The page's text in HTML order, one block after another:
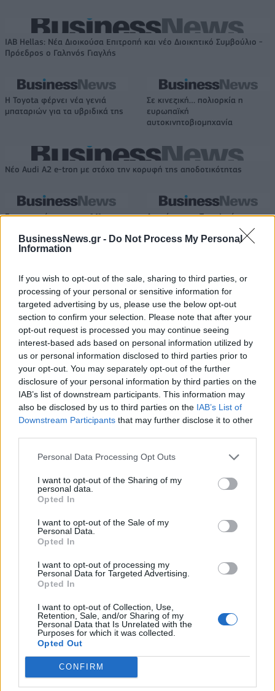
BusinessNews.gr - Do Not Process My Personal
Information
If you wish to opt-out of the sale, sharing to third parties, or
processing of your personal or sensitive information for
targeted advertising by us, please use the below opt-out
section to confirm your selection. Please note that after your
opt-out request is processed you may continue seeing
interest-based ads based on personal information utilized by
us or personal information disclosed to third parties prior to
your opt-out. You may separately opt-out of the further
disclosure of your personal information by third parties on the
IAB’s list of downstream participants. This information may
also be disclosed by us to third parties on the IAB’s List of
Downstream Participants that may further disclose it to other
Personal Data Processing Opt Outs
I want to opt-out of the Sharing of my
personal data.
Opted In
I want to opt-out of the Sale of my
Personal Data.
Opted In
I want to opt-out of processing my
Personal Data for Targeted Advertising.
Opted In
I want to opt-out of Collection, Use,
Retention, Sale, and/or Sharing of my
Personal Data that Is Unrelated with the
Purposes for which it was collected.
Opted Out
CONFIRM
IAB Hellas: Νέα Διοικούσα Επιτροπή και νέο Διοικητικό Συμβούλιο -
Πρόεδρος ο Γαληνός Γιαγλής
Η Toyota φέρνει νέα γενιά
μπαταριών για τα υβριδικά της
Σε κινεζική… πολιορκία η
ευρωπαϊκή
αυτοκινητοβιομηχανία
Νέο Audi A2 e-tron με στόχο την κορυφή της αποδοτικότητας
Για την πρόκριση στις "4" οι
Λιθουανία (live stream)
Ανανέωσε με Τζον Ιτούνας το
Ειδικό Χωροταξικό Πλαίσιο για τον Τουρισμό: Στρατηγικό εργαλείο
για βιώσιμη τουριστική ανάπτυξη
HELLENiQ ENERGY: Κέρδη 393
εκατ. ευρώ στο α' εξάμηνο –
Στα 734 εκατ. ευρώ τα EBITDA
ΣΤΑΣΥ: 29,4 χλμ. νέων
σιδηροτροχιών στο Μετρό της
Αθήνας - Στο τελικό στάδιο το
μεγαλύτερο έργο αναβάθμισης
Η Chery επενδύει 75 εκατ. δολάρια στην KG Mobility
Το FIAT 500 Hybrid τώρα από
18.990 ευρώ
Ατρόμητος και Novibet
2028
18η συνεχόμενη χρονιά για τον ΟΤΕ στη διεθνή σειρά δεικτών
FTSE4Good
Alpha Bank: Για πρώτη φορά το Αρχαίο Θέατρο Επιδαύρου άνοιξε τις
πύλες του σε όλους